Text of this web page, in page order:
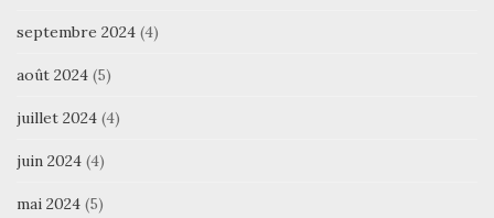
septembre 2024 (4)
août 2024 (5)
juillet 2024 (4)
juin 2024 (4)
mai 2024 (5)